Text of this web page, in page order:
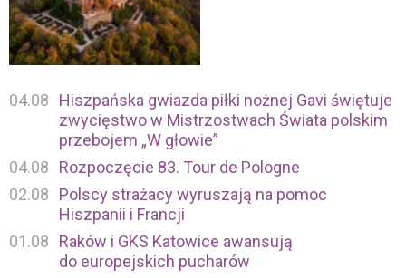
04.08
Hiszpańska gwiazda piłki nożnej Gavi świętuje
zwycięstwo w Mistrzostwach Świata polskim
przebojem „W głowie”
04.08
Rozpoczęcie 83. Tour de Pologne
02.08
Polscy strażacy wyruszają na pomoc
Hiszpanii i Francji
01.08
Raków i GKS Katowice awansują
do europejskich pucharów